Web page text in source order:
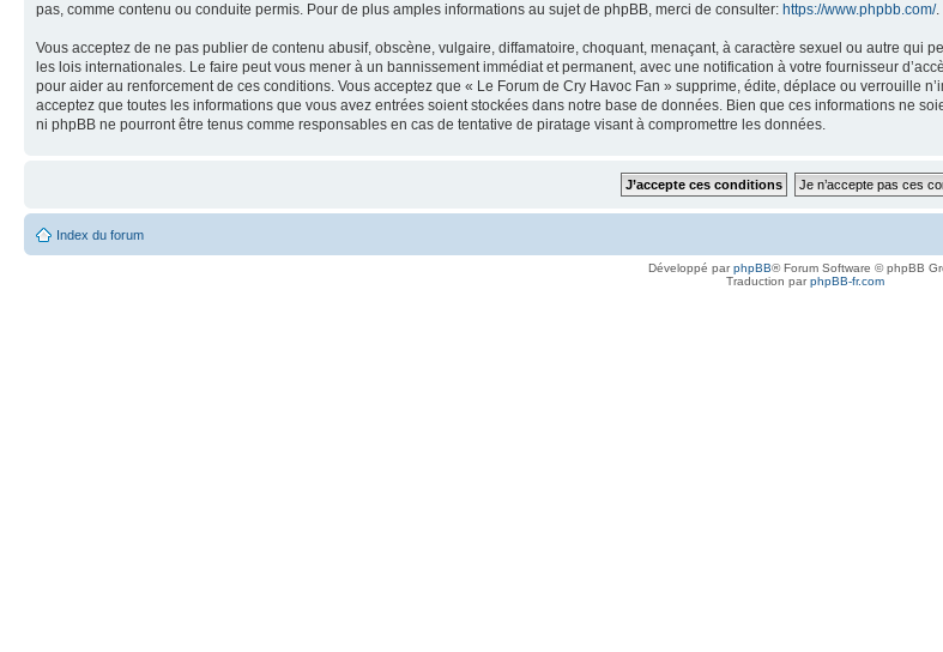
pas, comme contenu ou conduite permis. Pour de plus amples informations au sujet de phpBB, merci de consulter: https://www.phpbb.com/.
Vous acceptez de ne pas publier de contenu abusif, obscène, vulgaire, diffamatoire, choquant, menaçant, à caractère sexuel ou autre qui
les lois internationales. Le faire peut vous mener à un bannissement immédiat et permanent, avec une notification à votre fournisseur
pour aider au renforcement de ces conditions. Vous acceptez que « Le Forum de Cry Havoc Fan » supprime, édite, déplace ou verrouille
acceptez que toutes les informations que vous avez entrées soient stockées dans notre base de données. Bien que ces informations ne
ni phpBB ne pourront être tenus comme responsables en cas de tentative de piratage visant à compromettre les données.
Index du forum
Développé parphpBB® Forum Software © phpBB
Traduction parphpBB-fr.com